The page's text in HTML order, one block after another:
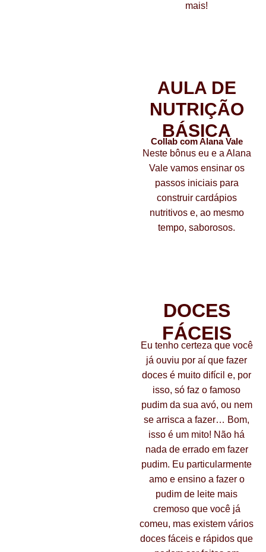
mais!
AULA DE
NUTRIÇÃO
BÁSICA
Collab com Alana Vale
Neste bônus eu e a Alana
Vale vamos ensinar os
passos iniciais para
construir cardápios
nutritivos e, ao mesmo
tempo, saborosos.
DOCES
FÁCEIS
Eu tenho certeza que você
já ouviu por aí que fazer
doces é muito difícil e, por
isso, só faz o famoso
pudim da sua avó, ou nem
se arrisca a fazer… Bom,
isso é um mito! Não há
nada de errado em fazer
pudim. Eu particularmente
amo e ensino a fazer o
pudim de leite mais
cremoso que você já
comeu, mas existem vários
doces fáceis e rápidos que